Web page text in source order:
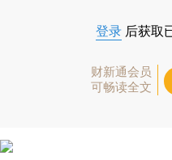
登录 后获取
财新通会员
可畅读全文